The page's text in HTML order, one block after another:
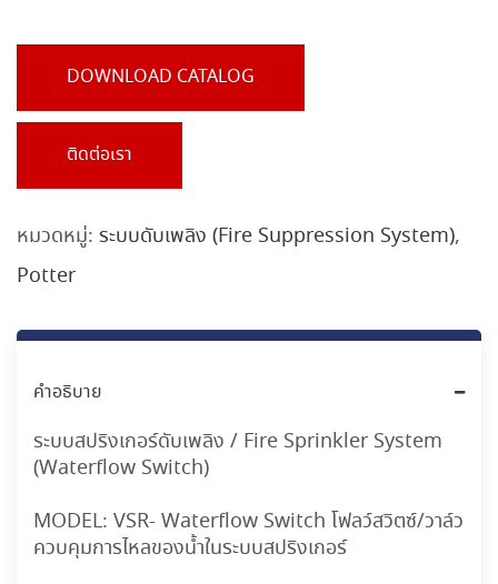
DOWNLOAD CATALOG
ติดต่อเรา
หมวดหมู่: ระบบดับเพลิง (Fire Suppression System),
Potter
คำอธิบาย
ระบบสปริงเกอร์ดับเพลิง / Fire Sprinkler System
(Waterflow Switch)
MODEL: VSR- Waterflow Switch โฟลว์สวิตซ์/วาล์ว
ควบคุมการไหลของน้ำในระบบสปริงเกอร์